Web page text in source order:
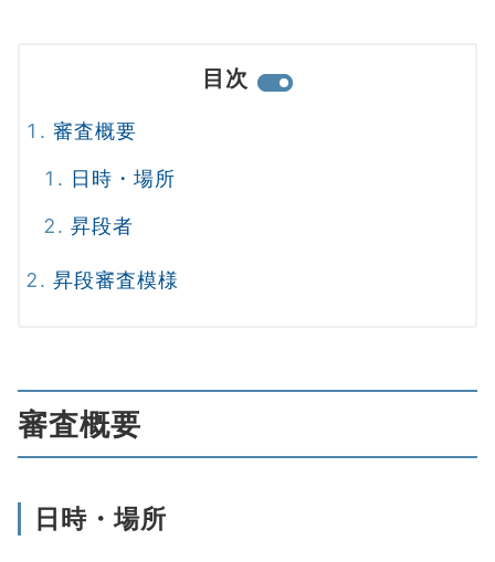
目次
審査概要
日時・場所
昇段者
昇段審査模様
審査概要
日時・場所